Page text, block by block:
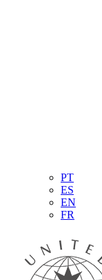
PT
ES
EN
FR